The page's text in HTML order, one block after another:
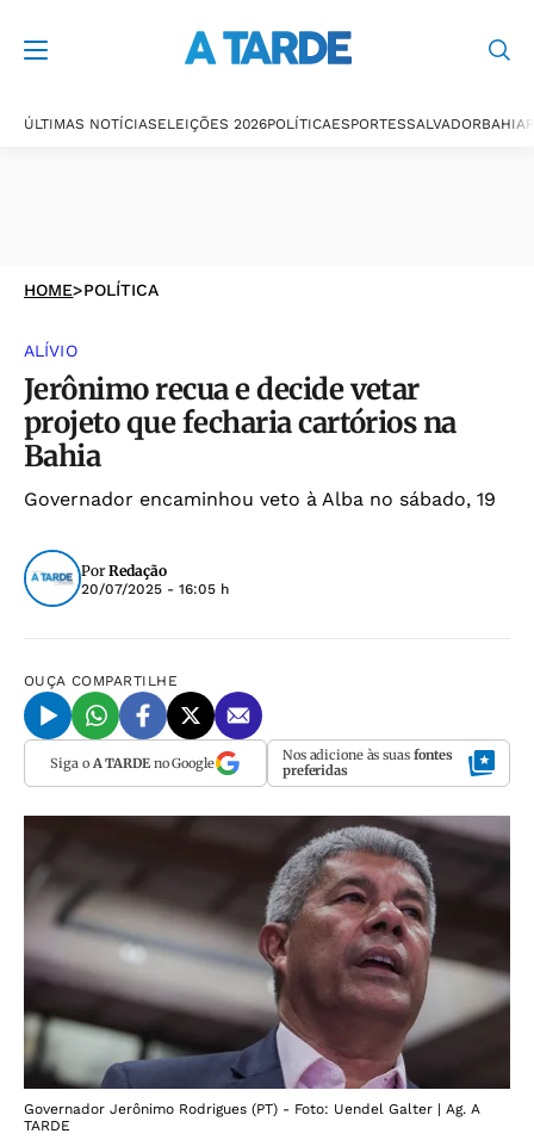
ÚLTIMAS NOTÍCIASELEIÇÕES 2026POLÍTICAESPORTESSALVADORBAHIA
HOME>POLÍTICA
ALÍVIO
Jerônimo recua e decide vetar
projeto que fecharia cartórios na
Bahia
Governador encaminhou veto à Alba no sábado, 19
Por Redação
20/07/2025 - 16:05 h
OUÇA COMPARTILHE
Siga o A TARDEno Google Nos adicione às suas fontes
preferidas
Governador Jerônimo Rodrigues (PT) - Foto: Uendel Galter | Ag. A
TARDE